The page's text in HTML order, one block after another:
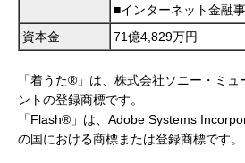
■インターネット金融
資本金
71億4,829万円
「着うた®」は、株式会社ソニー・ミ
ントの登録商標です。
「Flash®」は、Adobe Systems
の国における商標または登録商標です。